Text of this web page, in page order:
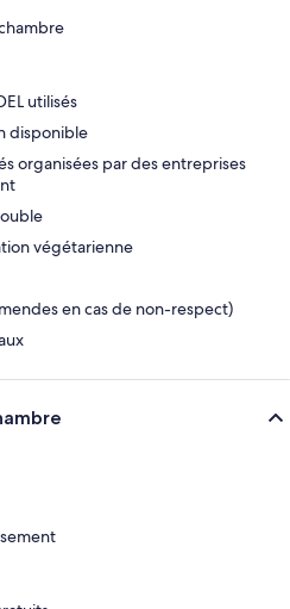
utilisés
disponible
organisées par des entreprises
végétarienne
en cas de non-respect)